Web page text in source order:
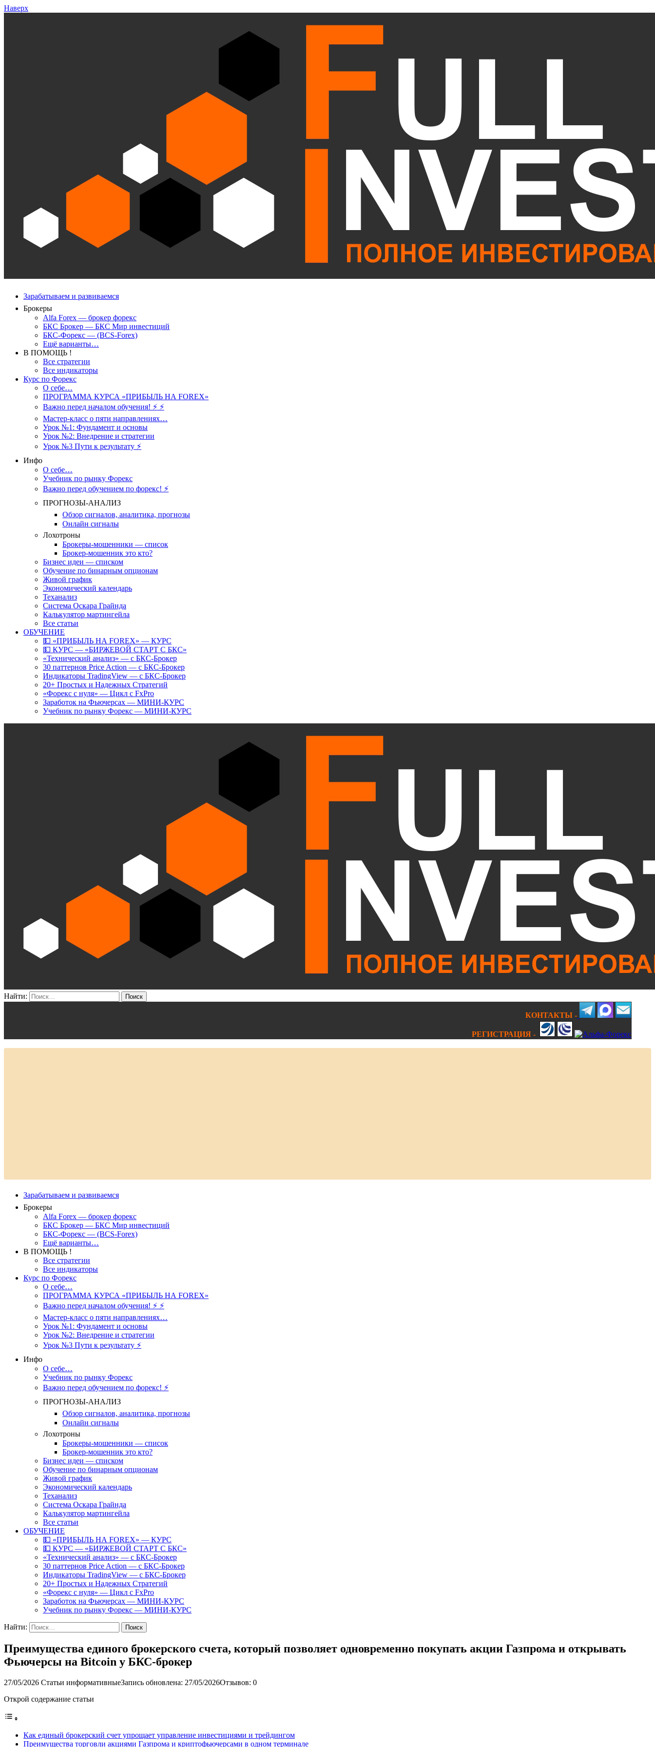
Наверх
Зарабатываем и развиваемся
Брокеры
Alfa Forex — брокер форекс
БКС Брокер — БКС Мир инвестиций
БКС-Форекс — (BCS-Forex)
Ещё варианты…
В ПОМОЩЬ !
Все стратегии
Все индикаторы
Курс по Форекс
О себе…
ПРОГРАММА КУРСА «ПРИБЫЛЬ НА FOREX»
Важно перед началом обучения! ⚡ ⚡
Мастер-класс о пяти направлениях…
Урок №1: Фундамент и основы
Урок №2: Внедрение и стратегии
Урок №3 Пути к результату ⚡️
Инфо
О себе…
Учебник по рынку Форекс
Важно перед обучением по форекс! ⚡
ПРОГНОЗЫ-АНАЛИЗ
Обзор сигналов, аналитика, прогнозы
Онлайн сигналы
Лохотроны
Брокеры-мошенники — список
Брокер-мошенник это кто?
Бизнес идеи — списком
Обучение по бинарным опционам
Живой график
Экономический календарь
Теханализ
Система Оскара Грайнда
Калькулятор мартингейла
Все статьи
ОБУЧЕНИЕ
💵 «ПРИБЫЛЬ НА FOREX» — КУРС
💵 КУРС — «БИРЖЕВОЙ СТАРТ С БКС»
«Технический анализ» — с БКС-Брокер
30 паттернов Price Action — с БКС-Брокер
Индикаторы TradingView — с БКС-Брокер
20+ Простых и Надежных Стратегий
«Форекс с нуля» — Цикл с FxPro
Заработок на Фьючерсах — МИНИ-КУРС
Учебник по рынку Форекс — МИНИ-КУРС
Найти:
КОНТАКТЫ -
РЕГИСТРАЦИЯ -
Зарабатываем и развиваемся
Брокеры
Alfa Forex — брокер форекс
БКС Брокер — БКС Мир инвестиций
БКС-Форекс — (BCS-Forex)
Ещё варианты…
В ПОМОЩЬ !
Все стратегии
Все индикаторы
Курс по Форекс
О себе…
ПРОГРАММА КУРСА «ПРИБЫЛЬ НА FOREX»
Важно перед началом обучения! ⚡ ⚡
Мастер-класс о пяти направлениях…
Урок №1: Фундамент и основы
Урок №2: Внедрение и стратегии
Урок №3 Пути к результату ⚡️
Инфо
О себе…
Учебник по рынку Форекс
Важно перед обучением по форекс! ⚡
ПРОГНОЗЫ-АНАЛИЗ
Обзор сигналов, аналитика, прогнозы
Онлайн сигналы
Лохотроны
Брокеры-мошенники — список
Брокер-мошенник это кто?
Бизнес идеи — списком
Обучение по бинарным опционам
Живой график
Экономический календарь
Теханализ
Система Оскара Грайнда
Калькулятор мартингейла
Все статьи
ОБУЧЕНИЕ
💵 «ПРИБЫЛЬ НА FOREX» — КУРС
💵 КУРС — «БИРЖЕВОЙ СТАРТ С БКС»
«Технический анализ» — с БКС-Брокер
30 паттернов Price Action — с БКС-Брокер
Индикаторы TradingView — с БКС-Брокер
20+ Простых и Надежных Стратегий
«Форекс с нуля» — Цикл с FxPro
Заработок на Фьючерсах — МИНИ-КУРС
Учебник по рынку Форекс — МИНИ-КУРС
Найти:
Преимущества единого брокерского счета, который позволяет одновременно покупать акции Газпрома и открывать
Фьючерсы на Bitcoin у БКС-брокер
27/05/2026 Статьи информативныеЗапись обновлена: 27/05/2026Отзывов: 0
Открой содержание статьи
Как единый брокерский счет упрощает управление инвестициями и трейдингом
Преимущества торговли акциями Газпрома и криптофьючерсами в одном терминале